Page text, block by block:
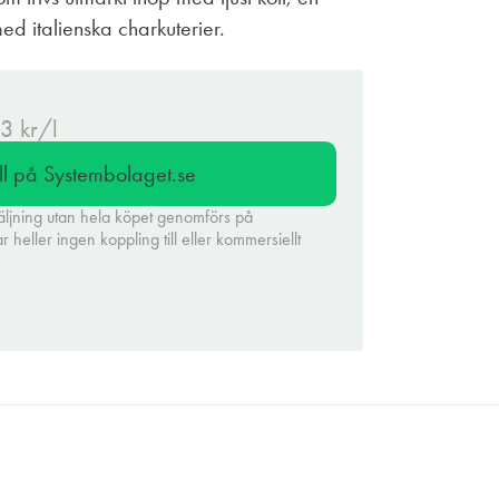
italienska charkuterier.
kr/l
på Systembolaget.se
utan hela köpet genomförs på
heller ingen koppling till eller kommersiellt